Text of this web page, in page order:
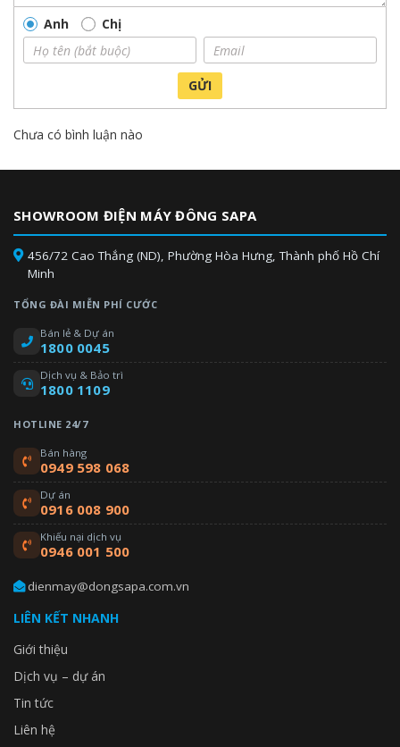
Anh Chị
GỬI
Chưa có bình luận nào
SHOWROOM ĐIỆN MÁY ĐÔNG SAPA
456/72 Cao Thắng (ND), Phường Hòa Hưng, Thành phố Hồ Chí
Minh
TỔNG ĐÀI MIỄN PHÍ CƯỚC
Bán lẻ & Dự án
1800 0045
Dịch vụ & Bảo trì
1800 1109
HOTLINE 24/7
Bán hàng
0949 598 068
Dự án
0916 008 900
Khiếu nại dịch vụ
0946 001 500
dienmay@dongsapa.com.vn
LIÊN KẾT NHANH
Giới thiệu
Dịch vụ – dự án
Tin tức
Liên hệ